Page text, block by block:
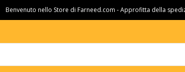
Benvenuto nello Store di Farneed.com - Approfitta della